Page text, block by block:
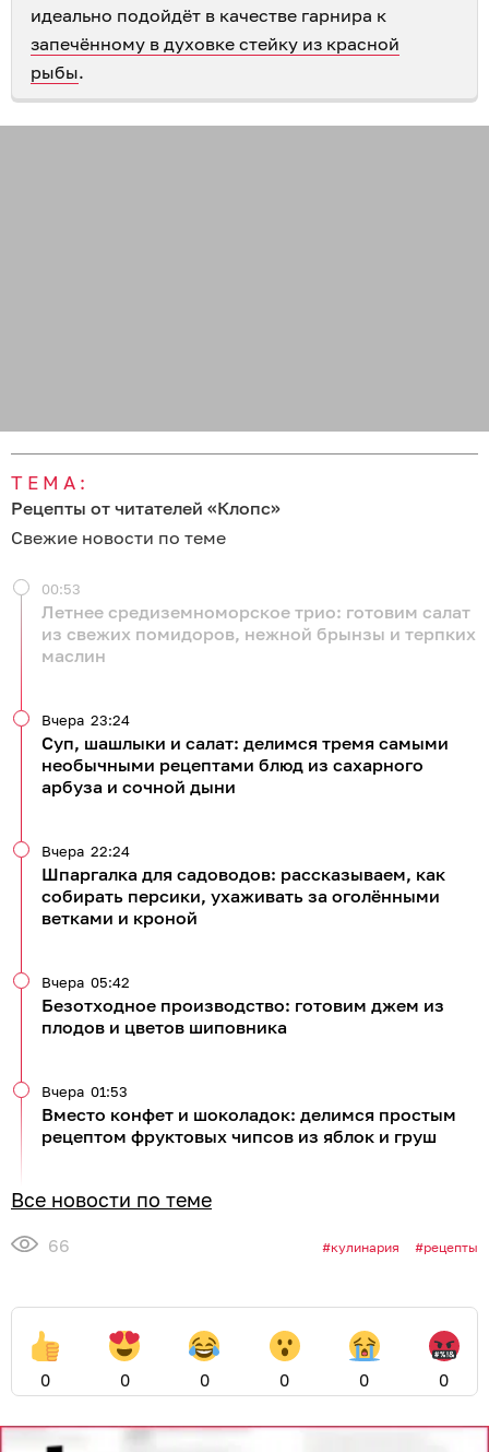
идеально подойдёт в качестве гарнира к
запечённому в духовке стейку из красной
рыбы.
ТЕМА:
Рецепты от читателей «Клопс»
Свежие новости по теме
Летнее средиземноморское трио: готовим салат
из свежих помидоров, нежной брынзы и терпких
маслин
00:53
Суп, шашлыки и салат: делимся тремя самыми
необычными рецептами блюд из сахарного
арбуза и сочной дыни
Вчера 23:24
Шпаргалка для садоводов: рассказываем, как
собирать персики, ухаживать за оголёнными
ветками и кроной
Вчера 22:24
Безотходное производство: готовим джем из
плодов и цветов шиповника
Вчера 05:42
Вместо конфет и шоколадок: делимся простым
рецептом фруктовых чипсов из яблок и груш
Вчера 01:53
Все новости по теме
66 кулинария рецепты
0 0 0 0 0 0